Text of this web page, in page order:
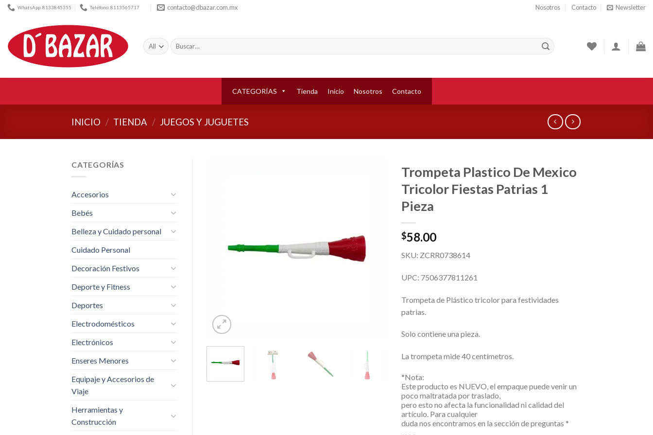
Skip
content
WhatsApp: 8133845355 Teléfono: 8113565717 contacto@dbazar.com.mx Nosotros Contacto Newsletter
Buscar
por:
CATEGORÍAS Tienda Inicio Nosotros Contacto
INICIO / TIENDA / JUEGOS Y JUGUETES
CATEGORÍAS
Accesorios
Bebés
Belleza y Cuidado personal
Cuidado Personal
Decoración Festivos
Deporte y Fitness
Deportes
Electrodomésticos
Electrónicos
Enseres Menores
Equipaje y Accesorios de
Viaje
Herramientas y
Construcción
Trompeta Plastico De Mexico
Tricolor Fiestas Patrias 1
Pieza
$58.00
SKU: ZCRR0738614
UPC: 7506377811261
Trompeta de Plástico tricolor para festividades
patrias.
Solo contiene una pieza.
La trompeta mide 40 centímetros.
*Nota:
Este producto es NUEVO, el empaque puede venir un
poco maltratada por traslado,
pero esto no afecta la funcionalidad ni calidad del
artículo. Para cualquier
duda nos encontramos en la sección de preguntas *